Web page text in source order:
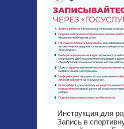
Инструкция для
Запись в